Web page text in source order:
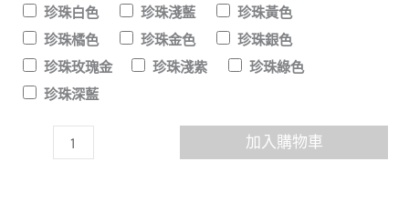
珍珠白色
珍珠淺藍
珍珠黃色
珍珠橘色
珍珠金色
珍珠銀色
珍珠玫瑰金
珍珠淺紫
珍珠綠色
珍珠深藍
加入購物車